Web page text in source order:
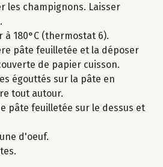
les champignons. Laisser
180°C (thermostat 6).
pâte feuilletée et la déposer
de papier cuisson.
égouttés sur la pâte en
tout autour.
pâte feuilletée sur le dessus et
d'oeuf.